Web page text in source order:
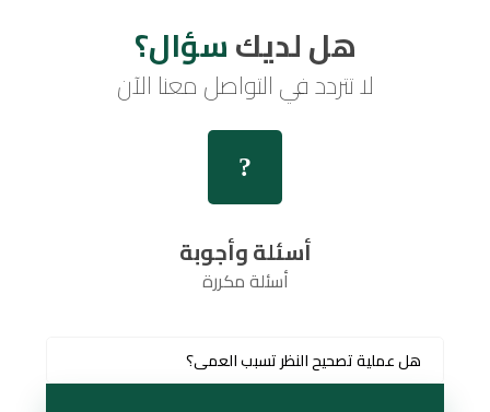
هل لديكسؤال؟
لا تتردد في التواصل معنا الآن
أسئلة وأجوبة
أسئلة مكررة
هل عملية تصحيح النظر تسبب العمى؟